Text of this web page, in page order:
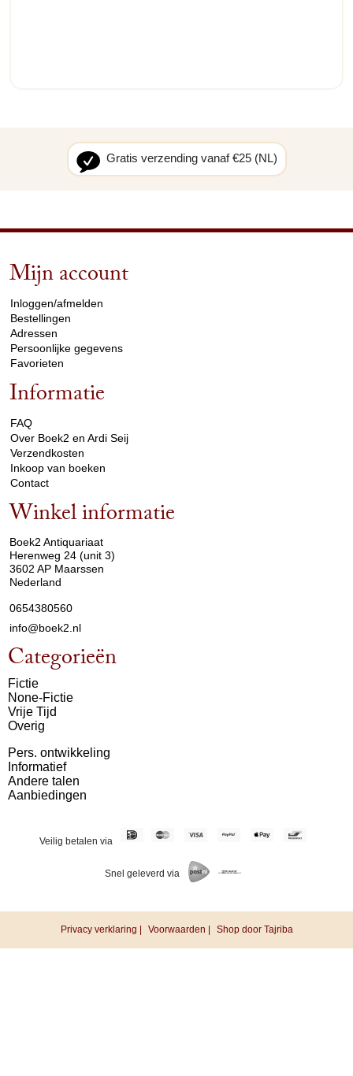
Gratis verzending vanaf €25 (NL)
Mijn account
Inloggen/afmelden
Bestellingen
Adressen
Persoonlijke gegevens
Favorieten
Informatie
FAQ
Over Boek2 en Ardi Seij
Verzendkosten
Inkoop van boeken
Contact
Winkel informatie
Boek2 Antiquariaat
Herenweg 24 (unit 3)
3602 AP Maarssen
Nederland
0654380560
info@boek2.nl
Categorieën
Fictie
None-Fictie
Vrije Tijd
Overig
Pers. ontwikkeling
Informatief
Andere talen
Aanbiedingen
Veilig betalen via
Snel geleverd via
Privacy verklaring | Voorwaarden | Shop door Tajriba